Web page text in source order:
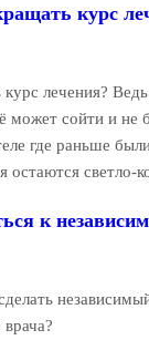
курс
лечения?
может сойти и не
где раньше
остаются светло-
к